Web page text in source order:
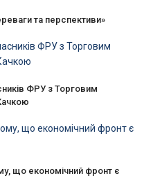
та перспективи»
ФРУ з Торговим
що економічний фронт є